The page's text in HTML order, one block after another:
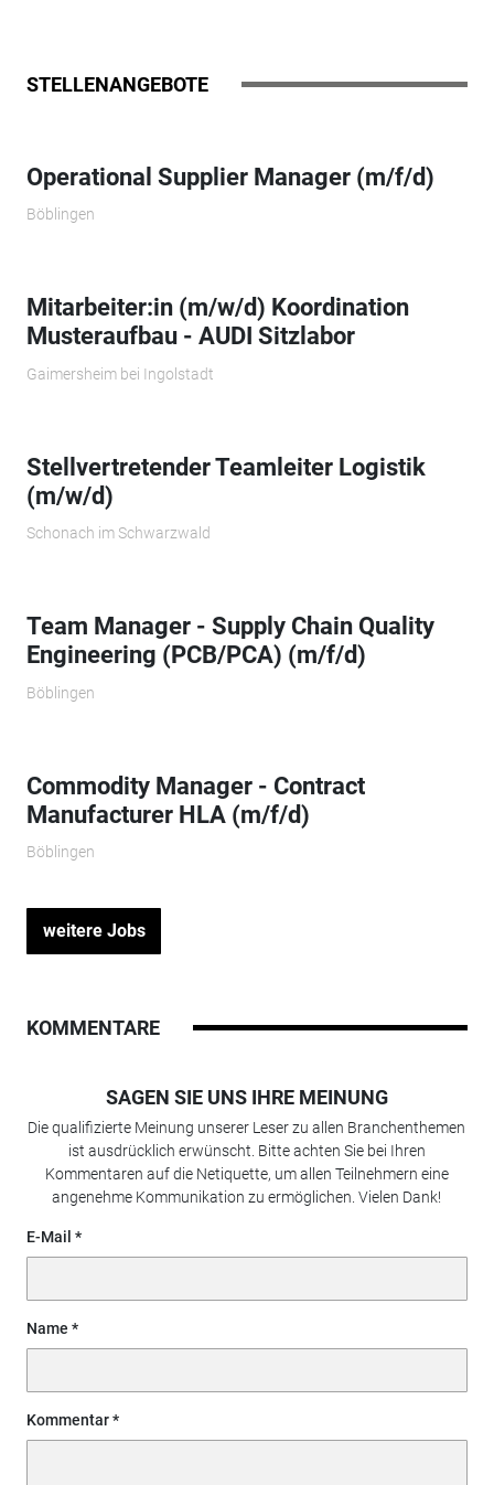
STELLENANGEBOTE
Operational Supplier Manager (m/f/d)
Böblingen
Mitarbeiter:in (m/w/d) Koordination
Musteraufbau - AUDI Sitzlabor
Gaimersheim bei Ingolstadt
Stellvertretender Teamleiter Logistik
(m/w/d)
Schonach im Schwarzwald
Team Manager - Supply Chain Quality
Engineering (PCB/PCA) (m/f/d)
Böblingen
Commodity Manager - Contract
Manufacturer HLA (m/f/d)
Böblingen
weitere Jobs
KOMMENTARE
SAGEN SIE UNS IHRE MEINUNG
Die qualifizierte Meinung unserer Leser zu allen Branchenthemen
ist ausdrücklich erwünscht. Bitte achten Sie bei Ihren
Kommentaren auf die Netiquette, um allen Teilnehmern eine
angenehme Kommunikation zu ermöglichen. Vielen Dank!
E-Mail
Name
Kommentar